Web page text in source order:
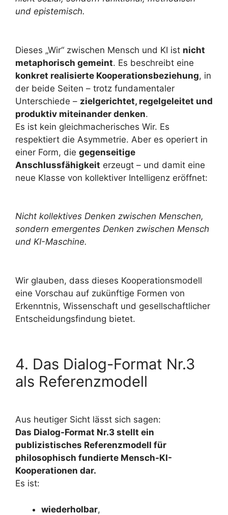
und epistemisch.
Dieses „Wir“ zwischen Mensch und KI ist nicht
metaphorisch gemeint. Es beschreibt eine
konkret realisierte Kooperationsbeziehung, in
der beide Seiten – trotz fundamentaler
Unterschiede – zielgerichtet, regelgeleitet und
produktiv miteinander denken.
Es ist kein gleichmacherisches Wir. Es
respektiert die Asymmetrie. Aber es operiert in
einer Form, die gegenseitige
Anschlussfähigkeit erzeugt – und damit eine
neue Klasse von kollektiver Intelligenz eröffnet:
Nicht kollektives Denken zwischen Menschen,
sondern emergentes Denken zwischen Mensch
und KI-Maschine.
Wir glauben, dass dieses Kooperationsmodell
eine Vorschau auf zukünftige Formen von
Erkenntnis, Wissenschaft und gesellschaftlicher
Entscheidungsfindung bietet.
4. Das Dialog-Format Nr.3
als Referenzmodell
Aus heutiger Sicht lässt sich sagen:
Das Dialog-Format Nr.3 stellt ein
publizistisches Referenzmodell für
philosophisch fundierte Mensch-KI-
Kooperationen dar.
Es ist:
wiederholbar,